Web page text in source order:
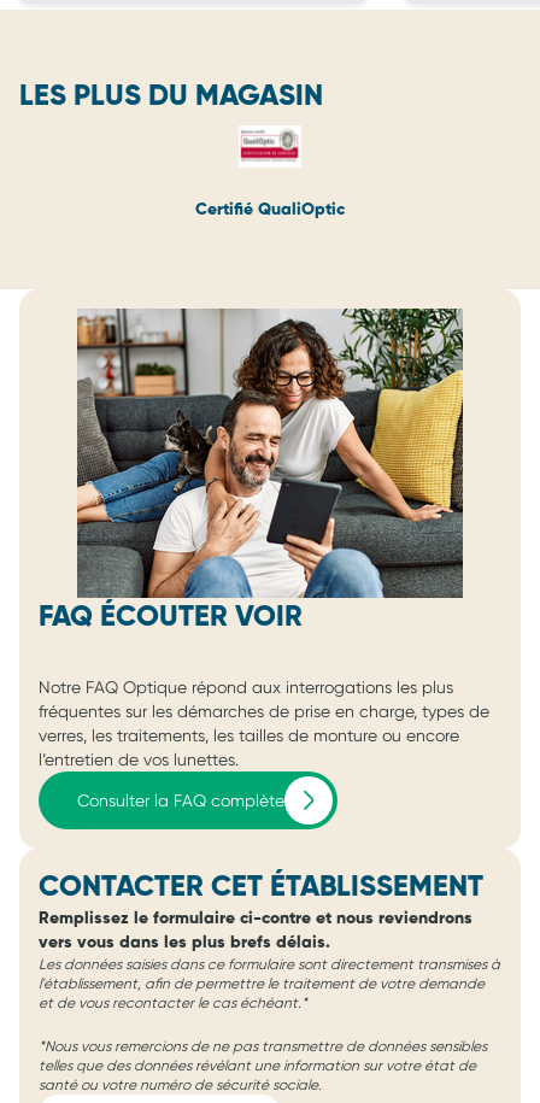
LES PLUS DU MAGASIN
Certifié QualiOptic
FAQ ÉCOUTER VOIR
Notre FAQ Optique répond aux interrogations les plus
fréquentes sur les démarches de prise en charge, types de
verres, les traitements, les tailles de monture ou encore
l’entretien de vos lunettes.
Consulter la FAQ complète
CONTACTER CET ÉTABLISSEMENT
Remplissez le formulaire ci-contre et nous reviendrons
vers vous dans les plus brefs délais.
Les données saisies dans ce formulaire sont directement transmises à
l'établissement, afin de permettre le traitement de votre demande
et de vous recontacter le cas échéant.*
*Nous vous remercions de ne pas transmettre de données sensibles
telles que des données révélant une information sur votre état de
santé ou votre numéro de sécurité sociale.